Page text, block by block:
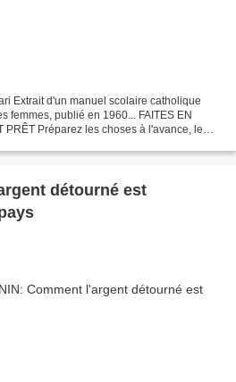
Extrait d'un manuel scolaire catholique
femmes, publié en 1960... FAITES EN
PRÊT Préparez les choses à l'avance, le
détourné est